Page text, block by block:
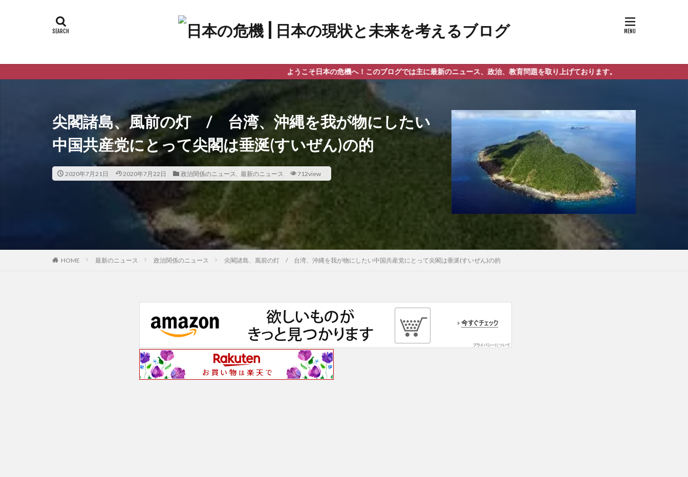
ようこそ日本の危機へ！このブログでは主に最新のニュース、政治、教育問題を取り上げております。
尖閣諸島、風前の灯 / 台湾、沖縄を我が物にしたい
中国共産党にとって尖閣は垂涎(すいぜん)の的
2020年7月21日 2020年7月22日 政治関係のニュース 最新のニュース 712view
HOME 最新のニュース 政治関係のニュース 尖閣諸島、風前の灯 / 台湾、沖縄を我が物にしたい中国共産党にとって尖閣は垂涎(すいぜん)の的